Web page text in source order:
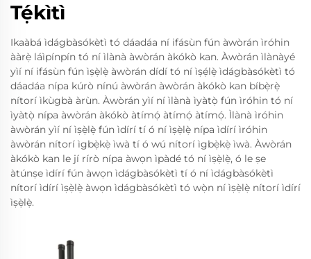
Tẹ́kìtì
Ikaàbá ìdágbàsókètì tó dáadáa ní ifásùn fún àwòrán ìróhin
ààrẹ̀ láìpínpín tó ní ìlànà àwòrán àkókò kan. Àwòrán ìlànàyé
yìí ní ifásùn fún ìṣẹ̀lẹ̀ àwòrán dídí tó ní ìṣẹ́lẹ̀ ìdágbàsókètì tó
dáadáa nípa kúrò nínú àwòrán àwòrán àkókò kan bíbẹ̀rẹ̀
nítorí ìkùgbà àrùn. Àwòrán yìí ní ìlànà ìyàtọ̀ fún ìróhin tó ní
ìyàtọ̀ nípa àwòrán àkókò àtímọ́ àtímọ́ àtímọ́. Ìlànà ìróhin
àwòrán yìí ní ìṣẹ̀lẹ̀ fún ìdírí tí ó ní ìṣẹ̀lẹ̀ nípa ìdírí ìróhin
àwòrán nítorí ìgbẹ̀kẹ̀ ìwà tí ó wú nítorí ìgbẹ̀kẹ̀ ìwà. Àwòrán
àkókò kan le jí rírò nípa àwọn ìpàdé tó ní ìṣẹ̀lẹ̀, ó le ṣe
àtúnṣe ìdírí fún àwọn ìdágbàsókètì tí ó ní ìdágbàsókètì
nítorí ìdírí ìṣẹ̀lẹ̀ àwọn ìdágbàsókètì tó wọ̀n ní ìṣẹ̀lẹ̀ nítorí ìdírí
ìṣẹ̀lẹ̀.